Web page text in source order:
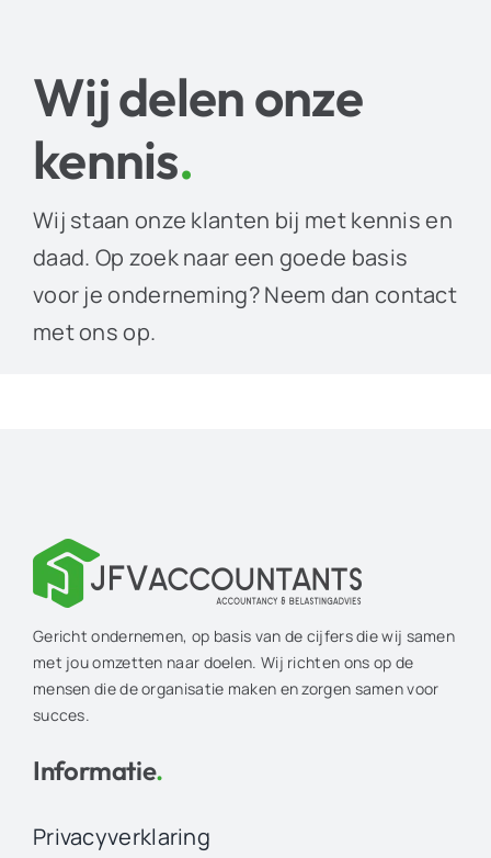
Wij delen onze
kennis.
Wij staan onze klanten bij met kennis en
daad. Op zoek naar een goede basis
voor je onderneming? Neem dan contact
met ons op.
Gericht ondernemen, op basis van de cijfers die wij samen
met jou omzetten naar doelen. Wij richten ons op de
mensen die de organisatie maken en zorgen samen voor
succes.
Informatie.
Privacyverklaring